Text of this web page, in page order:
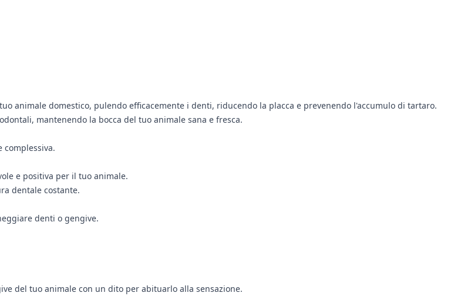
animale domestico, pulendo efficacemente i denti, riducendo la placca e prevenendo l'accumulo di tartaro.
mantenendo la bocca del tuo animale sana e fresca.
complessiva.
e positiva per il tuo animale.
dentale costante.
denti o gengive.
del tuo animale con un dito per abituarlo alla sensazione.